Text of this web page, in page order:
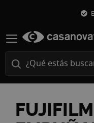
FUJIFILM